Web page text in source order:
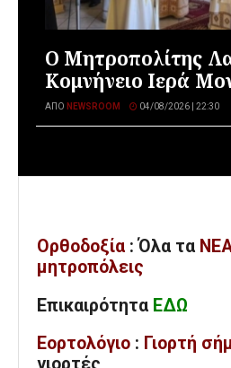
Ο Μητροπολίτης
Κομνήνειο Ιερά
ΑΠΌ NEWSROOM 04/08/2026 | 22:30
Ορθοδοξία : Όλα τα
μητροπόλεις
Επικαιρότητα ΕΔΩ
Εορτολόγιο : Γιορτή